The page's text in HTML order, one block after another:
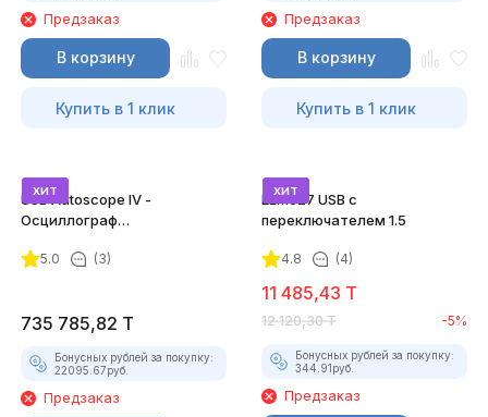
Предзаказ
В корзину
Купить в 1 клик
Предзаказ
В корзину
Купить в 1 клик
хит
USB Autoscope IV -
Осциллограф
комплект)
5.0 (3)
735 785,82 T
Бонусных рублей за покупку:
22095.67руб.
Предзаказ
хит
ELM327 USB с
переключателем 1.5
4.8 (4)
11 485,43 T
12 120,30 T -5%
Бонусных рублей за покупку:
344.91руб.
Предзаказ